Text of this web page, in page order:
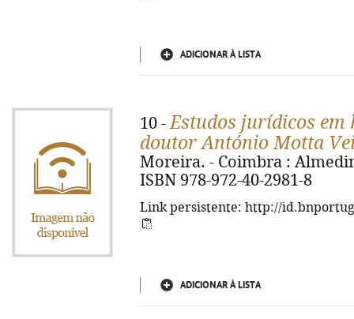
ADICIONAR À LISTA
10 -Estudos jurídicos em
doutor António Motta
Moreira. - Coimbra :
ISBN 978-972-40-2981-8
Link persistente: http://
ADICIONAR À LISTA